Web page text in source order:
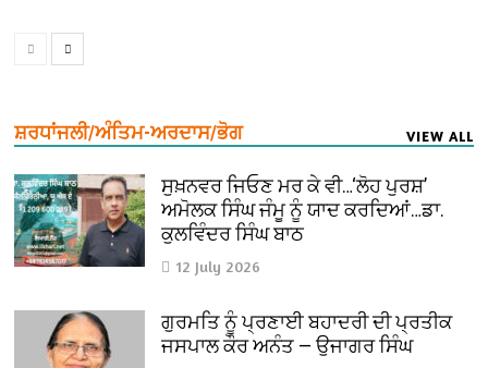
ਸ਼ਰਧਾਂਜਲੀ/ਅੰਤਿਮ-ਅਰਦਾਸ/ਭੋਗ VIEW ALL
ਸੁਖ਼ਨਵਰ ਜਿਓਣ ਮਰ ਕੇ ਵੀ…‘ਲੋਹ ਪੁਰਸ਼’
ਅਮੋਲਕ ਸਿੰਘ ਜੰਮੂ ਨੂੰ ਯਾਦ ਕਰਦਿਆਂ…ਡਾ.
ਕੁਲਵਿੰਦਰ ਸਿੰਘ ਬਾਠ
12 July 2026
ਗੁਰਮਤਿ ਨੂੰ ਪ੍ਰਣਾਈ ਬਹਾਦਰੀ ਦੀ ਪ੍ਰਤੀਕ
ਜਸਪਾਲ ਕੌਰ ਅਨੰਤ — ਉਜਾਗਰ ਸਿੰਘ